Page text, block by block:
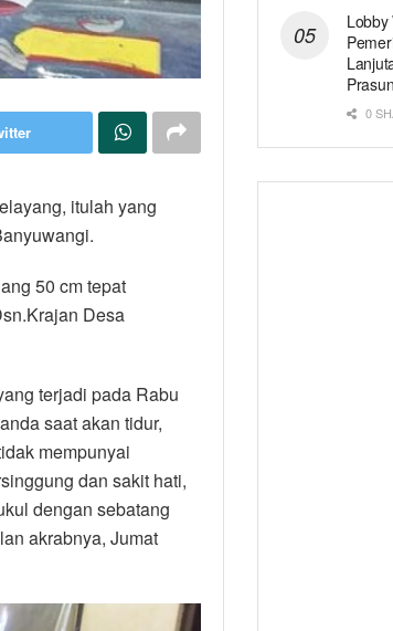
itulah yang
50 cm tepat
Desa
terjadi pada Rabu
saat akan tidur,
mempunyai
dan sakit hati,
dengan sebatang
akrabnya, Jumat
Lobby
0